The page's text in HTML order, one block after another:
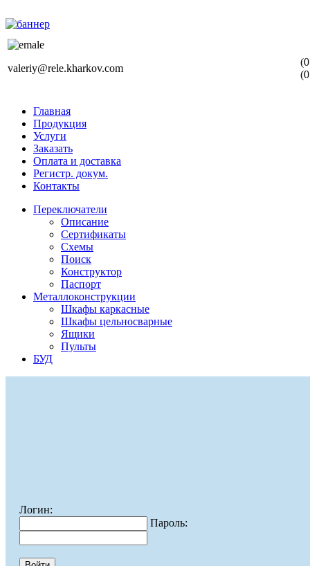
valeriy@rele.kharkov.com
Главная
Продукция
Услуги
Заказать
Оплата и доставка
Регистр. докум.
Контакты
Переключатели
Описание
Сертификаты
Схемы
Поиск
Конструктор
Паспорт
Металлоконструкции
Шкафы каркасные
Шкафы цельносварные
Ящики
Пульты
БУД
Логин:
Пароль: